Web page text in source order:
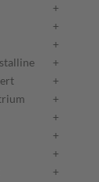
+
+
+
+
+
+
+
+
+
+